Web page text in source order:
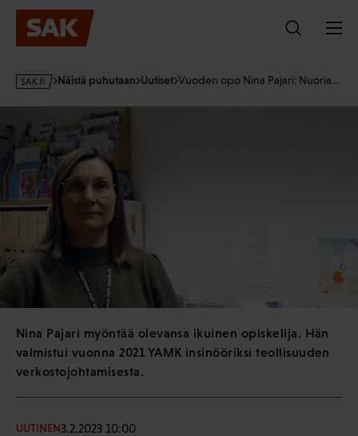
Hyppää
sisältöön
s
i
Näistä puhutaan Uutiset Vuoden opo Nina Pajari: Nuoria…
Nina Pajari myöntää olevansa ikuinen opiskelija. Hän
valmistui vuonna 2021 YAMK insinööriksi teollisuuden
verkostojohtamisesta.
UUTINEN3.2.2023 10:00